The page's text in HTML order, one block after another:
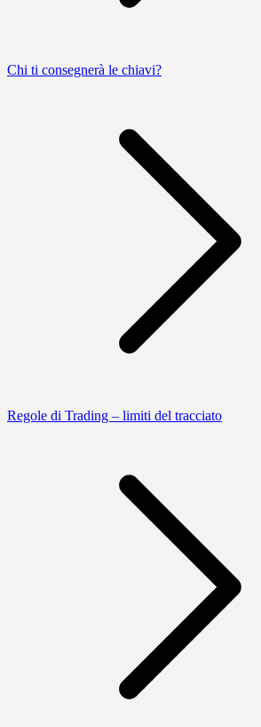
Chi ti consegnerà le chiavi?
Regole di Trading – limiti del tracciato